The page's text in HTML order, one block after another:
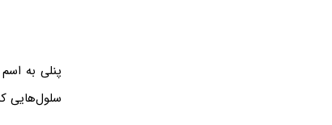
سلول‌هایی